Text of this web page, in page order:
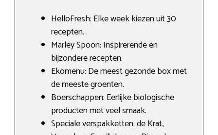
HelloFresh: Elke week kiezen uit 30
recepten. .
Marley Spoon: Inspirerende en
bijzondere recepten.
Ekomenu: De meest gezonde box met
de meeste groenten.
Boerschappen: Eerlijke biologische
producten met veel smaak.
Speciale verspakketten: de Krat,